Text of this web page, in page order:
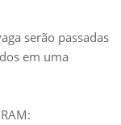
serão passadas
em uma